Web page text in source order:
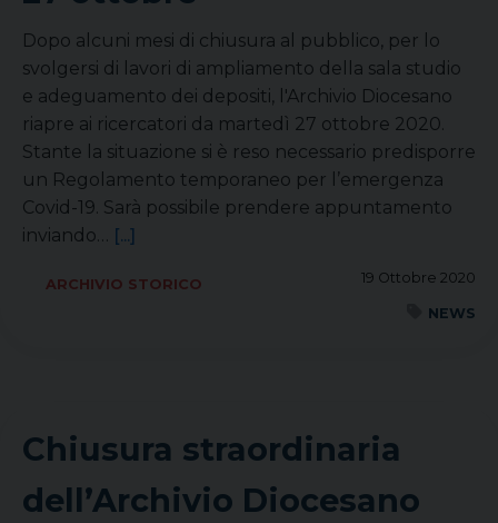
Dopo alcuni mesi di chiusura al pubblico, per lo
svolgersi di lavori di ampliamento della sala studio
e adeguamento dei depositi, l'Archivio Diocesano
riapre ai ricercatori da martedì 27 ottobre 2020.
Stante la situazione si è reso necessario predisporre
un Regolamento temporaneo per l’emergenza
Covid-19. Sarà possibile prendere appuntamento
inviando… [...]
19 Ottobre 2020
ARCHIVIO STORICO
NEWS
Chiusura straordinaria
dell’Archivio Diocesano